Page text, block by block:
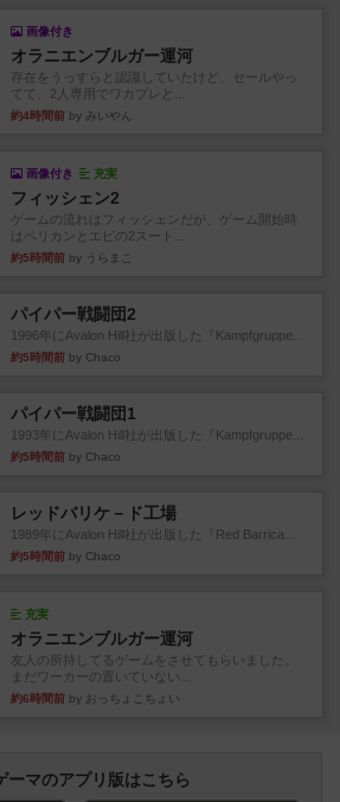
画像付き
オラニエンブルガー運河
存在をうっすらと認識していたけど、セールやっ
てて、2人専用でワカプレと...
約4時間前 by みいやん
画像付き 充実
フィッシェン2
ゲームの流れはフィッシェンだが、ゲーム開始時
はペリカンとエビの2スート...
約5時間前 by うらまこ
パイパー戦闘団2
1996年にAvalon Hill社が出版した『Kampfgruppe...
約5時間前 by Chaco
パイパー戦闘団1
1993年にAvalon Hill社が出版した『Kampfgruppe...
約5時間前 by Chaco
レッドバリケ－ド工場
1989年にAvalon Hill社が出版した『Red Barrica...
約5時間前 by Chaco
充実
オラニエンブルガー運河
友人の所持してるゲームをさせてもらいました。
まだワーカーの置いていない...
約6時間前 by おっちょこちょい
ーマのアプリ版はこちら